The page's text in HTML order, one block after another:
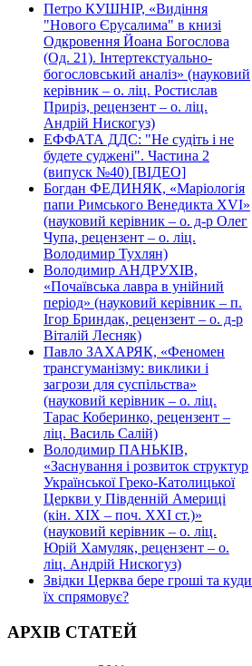
Петро КУШНІР, «Видіння
"Нового Єрусалима" в книзі
Одкровення Йоана Богослова
(Од. 21). Інтертекстуально-
богословський аналіз» (науковий
керівник – о. ліц. Ростислав
Приріз, рецензент – о. ліц.
Андрій Нискогуз)
ЕФФАТА ДДС: "Не судіть і не
будете суджені". Частина 2
(випуск №40) [ВІДЕО]
Богдан ФЕДИНЯК, «Маріологія
папи Римського Венедикта XVI»
(науковий керівник – о. д-р Олег
Чупа, рецензент – о. ліц.
Володимир Тухлян)
Володимир АНДРУХІВ,
«Почаївська лавра в унійний
період» (науковий керівник – п.
Ігор Бриндак, рецензент – о. д-р
Віталій Лесняк)
Павло ЗАХАРЯК, «Феномен
трансгуманізму: виклики і
загрози для суспільства»
(науковий керівник – о. ліц.
Тарас Коберинко, рецензент –
ліц. Василь Салій)
Володимир ПАНЬКІВ,
«Заснування і розвиток структур
Української Греко-Католицької
Церкви у Південній Америці
(кін. ХІХ – поч. ХХІ ст.)»
(науковий керівник – о. ліц.
Юрій Хамуляк, рецензент – о.
ліц. Андрій Нискогуз)
Звідки Церква бере гроші та куди
їх спрямовує?
АРХІВ СТАТЕЙ